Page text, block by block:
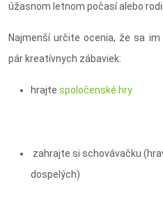
úžasnom letnom počasí alebo
Najmenší určite ocenia, že sa
pár kreatívnych zábaviek:
hrajte spoločenské hry
zahrajte si schovávačku
dospelých)